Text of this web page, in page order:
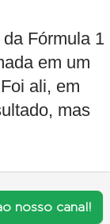
Fórmula 1
em um
ali, em
mas
nosso canal!